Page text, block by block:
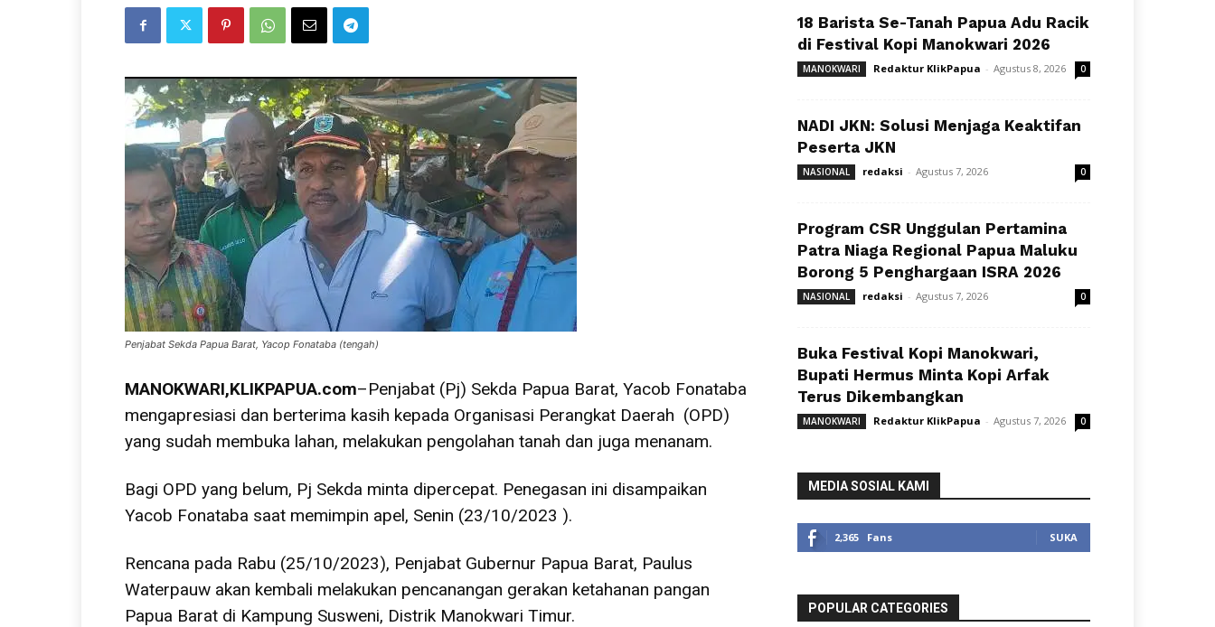
Penjabat Sekda Papua Barat, Yacop Fonataba (tengah)
MANOKWARI,KLIKPAPUA.com–Penjabat (Pj) Sekda Papua Barat, Yacob Fonataba
mengapresiasi dan berterima kasih kepada Organisasi Perangkat Daerah (OPD)
yang sudah membuka lahan, melakukan pengolahan tanah dan juga menanam.
Bagi OPD yang belum, Pj Sekda minta dipercepat. Penegasan ini disampaikan
Yacob Fonataba saat memimpin apel, Senin (23/10/2023 ).
Rencana pada Rabu (25/10/2023), Penjabat Gubernur Papua Barat, Paulus
Waterpauw akan kembali melakukan pencanangan gerakan ketahanan pangan
Papua Barat di Kampung Susweni, Distrik Manokwari Timur.
18 Barista Se-Tanah Papua Adu Racik
di Festival Kopi Manokwari 2026
MANOKWARI Redaktur KlikPapua - Agustus 8, 2026 0
NADI JKN: Solusi Menjaga Keaktifan
Peserta JKN
NASIONAL redaksi - Agustus 7, 2026 0
Program CSR Unggulan Pertamina
Patra Niaga Regional Papua Maluku
Borong 5 Penghargaan ISRA 2026
NASIONAL redaksi - Agustus 7, 2026 0
Buka Festival Kopi Manokwari,
Bupati Hermus Minta Kopi Arfak
Terus Dikembangkan
MANOKWARI Redaktur KlikPapua - Agustus 7, 2026 0
MEDIA SOSIAL KAMI
2,365 Fans SUKA
POPULAR CATEGORIES